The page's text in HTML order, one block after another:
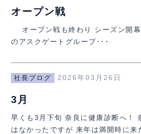
オープン戦
オープン戦も終わり シーズン開
のアスクゲートグループ･･･
社長ブログ 2026年03月26日
3月
早くも3月下旬 奈良に健康診断へ！
はなかったですが 来年は満開時に来